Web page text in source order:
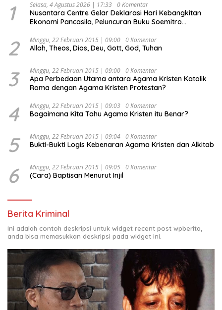
1 Selasa, 4 Agustus 2026 | 17:33 0 Komentar
Nusantara Centre Gelar Deklarasi Hari Kebangkitan
Ekonomi Pancasila, Peluncuran Buku Soemitro
Ekonomi Politik Indonesia) & Simposium Nasional
“Urgensi Undang-Undang Perekonomian Nasional dan
Indonesia Emas 2045”,
2 Minggu, 22 Februari 2015 | 09:00 0 Komentar
Allah, Theos, Dios, Deu, Gott, God, Tuhan
3 Minggu, 22 Februari 2015 | 09:00 0 Komentar
Apa Perbedaan Utama antara Agama Kristen Katolik
Roma dengan Agama Kristen Protestan?
4 Minggu, 22 Februari 2015 | 09:03 0 Komentar
Bagaimana Kita Tahu Agama Kristen itu Benar?
5 Minggu, 22 Februari 2015 | 09:04 0 Komentar
Bukti-Bukti Logis Kebenaran Agama Kristen dan Alkitab
6 Minggu, 22 Februari 2015 | 09:05 0 Komentar
(Cara) Baptisan Menurut Injil
Berita Kriminal
Ini adalah contoh deskripsi untuk widget recent post wpberita,
anda bisa memasukkan deskripsi pada widget ini.